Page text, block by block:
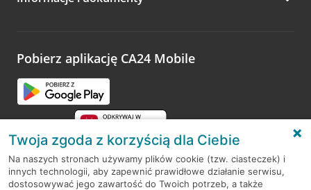
opinie.
Pobierz aplikację CA24 Mobile
RODO
Twoja zgoda z korzyścią dla Ciebie
Na naszych stronach używamy plików cookie (tzw. ciasteczek) i
innych technologii, aby zapewnić prawidłowe działanie serwisu,
dostosowywać jego zawartość do Twoich potrzeb, a także